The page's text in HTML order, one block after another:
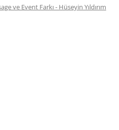
ve Event Farkı - Hüseyin Yıldırım